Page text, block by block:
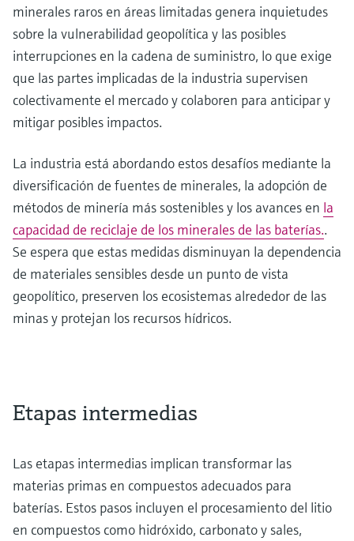
minerales raros en áreas limitadas genera inquietudes
sobre la vulnerabilidad geopolítica y las posibles
interrupciones en la cadena de suministro, lo que exige
que las partes implicadas de la industria supervisen
colectivamente el mercado y colaboren para anticipar y
mitigar posibles impactos.
La industria está abordando estos desafíos mediante la
diversificación de fuentes de minerales, la adopción de
métodos de minería más sostenibles y los avances en la
capacidad de reciclaje de los minerales de las baterías..
Se espera que estas medidas disminuyan la dependencia
de materiales sensibles desde un punto de vista
geopolítico, preserven los ecosistemas alrededor de las
minas y protejan los recursos hídricos.
Etapas intermedias
Las etapas intermedias implican transformar las
materias primas en compuestos adecuados para
baterías. Estos pasos incluyen el procesamiento del litio
en compuestos como hidróxido, carbonato y sales,